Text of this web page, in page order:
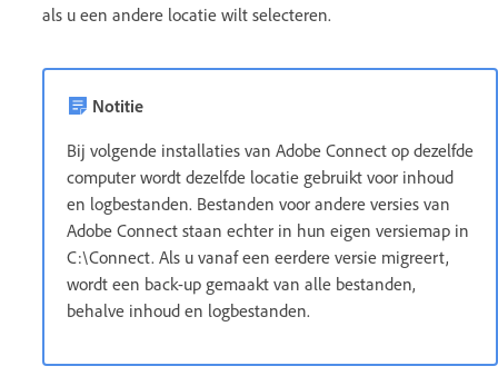
als u een andere locatie wilt selecteren.
Notitie
Bij volgende installaties van Adobe Connect op dezelfde
computer wordt dezelfde locatie gebruikt voor inhoud
en logbestanden. Bestanden voor andere versies van
Adobe Connect staan echter in hun eigen versiemap in
C:\Connect. Als u vanaf een eerdere versie migreert,
wordt een back-up gemaakt van alle bestanden,
behalve inhoud en logbestanden.